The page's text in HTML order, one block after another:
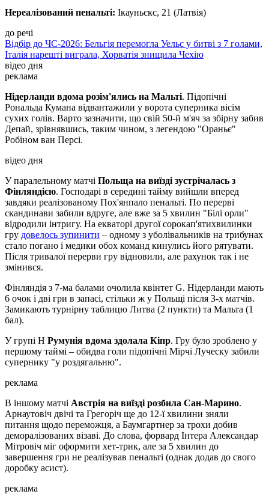
Нереалізований пенальті: Ікауньєкс, 21 (Латвія)
до речі
Відбір до ЧС-2026: Бельгія перемогла Уельс у битві з 7 голами,
Італія нарешті виграла, Хорватія знищила Чехію
відео дня
реклама
Нідерланди вдома розім'ялись на Мальті. Підопічні
Рональда Кумана відвантажили у ворота суперника вісім
сухих голів. Варто зазначити, що свій 50-й м'яч за збірну забив
Депай, зрівнявшись, таким чином, з легендою "Ораньє"
Робіном ван Персі.
відео дня
У паралельному матчі Польща на виїзді зустрічалась з
Фінляндією. Господарі в середині тайму вийшли вперед
завдяки реалізованому Пох'янпало пенальті. По перерві
скандинави забили вдруге, але вже за 5 хвилин "Білі орли"
відродили інтригу. На екваторі другої сорокап'ятихвилинки
гру довелось зупинити – одному з уболівальників на трибунах
стало погано і медики обох команд кинулись його рятувати.
Після тривалої перерви гру відновили, але рахунок так і не
змінився.
Фінляндія з 7-ма балами очолила квінтет G. Нідерланди мають
6 очок і дві гри в запасі, стільки ж у Польщі після 3-х матчів.
Замикають турнірну таблицю Литва (2 пункти) та Мальта (1
бал).
У групі Н Румунія вдома здолала Кіпр. Гру було зроблено у
першому таймі – обидва голи підопічні Мірчі Луческу забили
супернику "у роздягальню".
реклама
В іншому матчі Австрія на виїзді розбила Сан-Марино.
Арнаутовіч двічі та Грегоріч ще до 12-ї хвилини зняли
питання щодо переможця, а Баумгартнер за трохи добив
деморалізованих візаві. До слова, форвард Інтера Александар
Мітровіч міг оформити хет-трик, але за 5 хвилин до
завершення гри не реалізував пенальті (однак додав до свого
доробку асист).
реклама